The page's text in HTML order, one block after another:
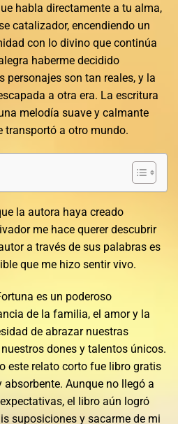
habla directamente a tu alma,
catalizador, encendiendo un
con lo divino que continúa
haberme decidido
personajes son tan reales, y la
a otra era. La escritura
melodía suave y calmante
transportó a otro mundo.
la autora haya creado
me hace querer descubrir
a través de sus palabras es
que me hizo sentir vivo.
es un poderoso
de la familia, el amor y la
de abrazar nuestras
dones y talentos únicos.
este relato corto fue libro gratis
Aunque no llegó a
el libro aún logró
suposiciones y sacarme de mi